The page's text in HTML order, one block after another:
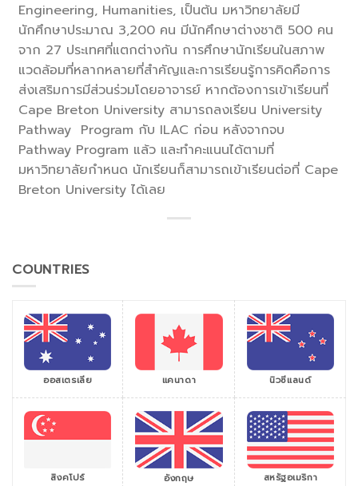
Engineering, Humanities, เป็นต้น มหาวิทยาลัยมี
นักศึกษาประมาณ 3,200 คน มีนักศึกษาต่างชาติ 500 คน
จาก 27 ประเทศที่แตกต่างกัน การศึกษานักเรียนในสภาพ
แวดล้อมที่หลากหลายที่สำคัญและการเรียนรู้การคิดคือการ
ส่งเสริมการมีส่วนร่วมโดยอาจารย์ หากต้องการเข้าเรียนที่
Cape Breton University สามารถลงเรียน University
Pathway Program กับ ILAC ก่อน หลังจากจบ
Pathway Program แล้ว และทำคะแนนได้ตามที่
มหาวิทยาลัยกำหนด นักเรียนก็สามารถเข้าเรียนต่อที่ Cape
Breton University ได้เลย
COUNTRIES
ออสเตรเลีย แคนาดา นิวซีแลนด์
สิงคโปร์ อังกฤษ สหรัฐอเมริกา